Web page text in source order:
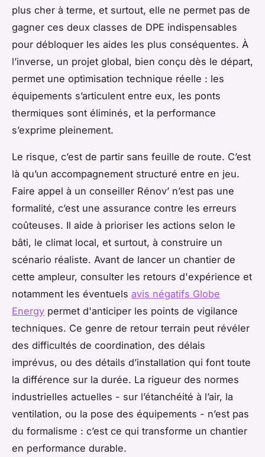
plus cher à terme, et surtout, elle ne permet pas de
gagner ces deux classes de DPE indispensables
pour débloquer les aides les plus conséquentes. À
l’inverse, un projet global, bien conçu dès le départ,
permet une optimisation technique réelle : les
équipements s’articulent entre eux, les ponts
thermiques sont éliminés, et la performance
s’exprime pleinement.
Le risque, c’est de partir sans feuille de route. C’est
là qu’un accompagnement structuré entre en jeu.
Faire appel à un conseiller Rénov’ n’est pas une
formalité, c’est une assurance contre les erreurs
coûteuses. Il aide à prioriser les actions selon le
bâti, le climat local, et surtout, à construire un
scénario réaliste. Avant de lancer un chantier de
cette ampleur, consulter les retours d'expérience et
notamment les éventuels avis négatifs Globe
Energy permet d'anticiper les points de vigilance
techniques. Ce genre de retour terrain peut révéler
des difficultés de coordination, des délais
imprévus, ou des détails d’installation qui font toute
la différence sur la durée. La rigueur des normes
industrielles actuelles - sur l’étanchéité à l’air, la
ventilation, ou la pose des équipements - n’est pas
du formalisme : c’est ce qui transforme un chantier
en performance durable.